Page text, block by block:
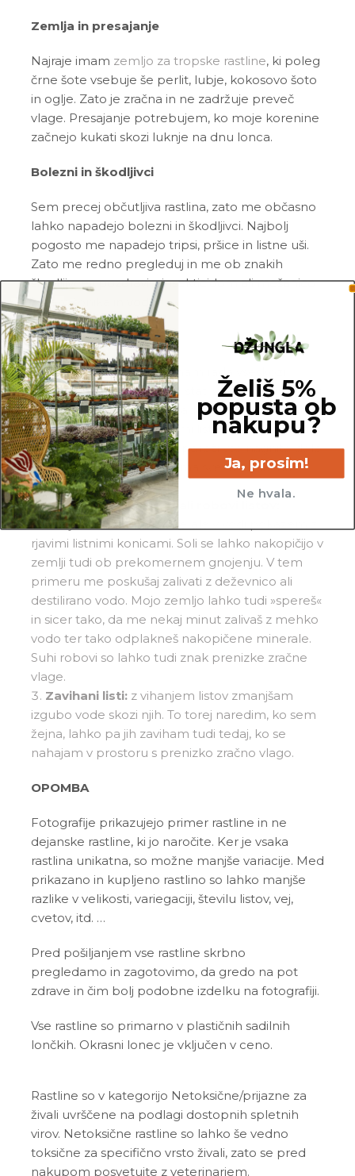
Zemlja in presajanje
Najraje imam zemljo za tropske rastline, ki poleg
črne šote vsebuje še perlit, lubje, kokosovo šoto
in oglje. Zato je zračna in ne zadržuje preveč
vlage. Presajanje potrebujem, ko moje korenine
začnejo kukati skozi luknje na dnu lonca.
Bolezni in škodljivci
Sem precej občutljiva rastlina, zato me občasno
lahko napadejo bolezni in škodljivci. Najbolj
pogosto me napadejo tripsi, pršice in listne uši.
Zato me redno pregleduj in me ob znakih
škodljivcev pozdravi z insekticidom ali mešanico
Neem tonika
in vode.
Pogoste težave
Rumeni listi:čeprav imam rada vseskozi
vlažno zemljo, ne maram stati v vodi ali premokri
zemlji in ti bom svoje nezadovoljstvo največkrat
pokazala ravno z rumenimi listi. V tem primeru
preveri moje korenine in poreži vse nagnite dele
ter me presadi v popolnima svežo in zračno
zemljo.
Suhe listne konice in/ali robovi listov:
občutljivost na soli in minerale v vodi pokažem z
rjavimi listnimi konicami. Soli se lahko nakopičijo v
zemlji tudi ob prekomernem gnojenju. V tem
primeru me poskušaj zalivati z deževnico ali
destilirano vodo. Mojo zemljo lahko tudi »spereš«
in sicer tako, da me nekaj minut zalivaš z mehko
vodo ter tako odplakneš nakopičene minerale.
Suhi robovi so lahko tudi znak prenizke zračne
vlage.
Zavihani listi: z vihanjem listov zmanjšam
izgubo vode skozi njih. To torej naredim, ko sem
žejna, lahko pa jih zaviham tudi tedaj, ko se
nahajam v prostoru s prenizko zračno vlago.
OPOMBA
Fotografije prikazujejo primer rastline in ne
dejanske rastline, ki jo naročite. Ker je vsaka
rastlina unikatna, so možne manjše variacije. Med
prikazano in kupljeno rastlino so lahko manjše
razlike v velikosti, variegaciji, številu listov, vej,
cvetov, itd. …
Pred pošiljanjem vse rastline skrbno
pregledamo in zagotovimo, da gredo na pot
zdrave in čim bolj podobne izdelku na fotografiji.
Vse rastline so primarno v plastičnih sadilnih
lončkih. Okrasni lonec je vključen v ceno.
Rastline so v kategorijo Netoksične/prijazne za
živali uvrščene na podlagi dostopnih spletnih
virov. Netoksične rastline so lahko še vedno
toksične za specifično vrsto živali, zato se pred
nakupom posvetujte z veterinarjem.
Želiš 5%
popusta ob
nakupu?
Ja, prosim!
Ne hvala.